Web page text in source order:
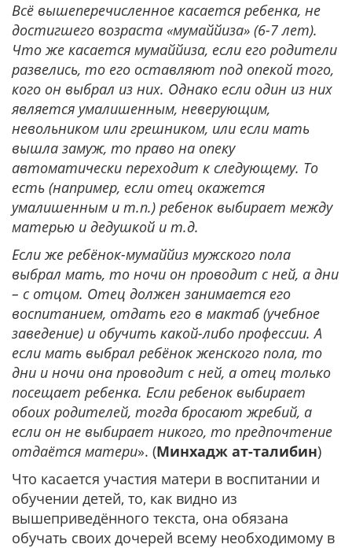
Всё вышеперечисленное касается ребенка, не
достигшего возраста «мумаййиза» (6-7 лет).
Что же касается мумаййиза, если его родители
развелись, то его оставляют под опекой того,
кого он выбрал из них. Однако если один из них
является умалишенным, неверующим,
невольником или грешником, или если мать
вышла замуж, то право на опеку
автоматически переходит к следующему. То
есть (например, если отец окажется
умалишенным и т.п.) ребенок выбирает между
матерью и дедушкой и т.д.
Если же ребёнок-мумаййиз мужского пола
выбрал мать, то ночи он проводит с ней, а дни
– с отцом. Отец должен занимается его
воспитанием, отдать его в мактаб (учебное
заведение) и обучить какой-либо профессии. А
если мать выбрал ребёнок женского пола, то
дни и ночи она проводит с ней, а отец только
посещает ребенка. Если ребенок выбирает
обоих родителей, тогда бросают жребий, а
если он не выбирает никого, то предпочтение
отдаётся матери». (Минхадж ат-талибин)
Что касается участия матери в воспитании и
обучении детей, то, как видно из
вышеприведённого текста, она обязана
обучать своих дочерей всему необходимому в